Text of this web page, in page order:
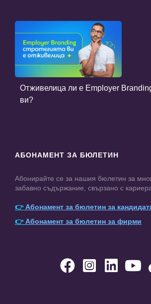
Отживелица ли е Employer
ви?
АБОНАМЕНТ ЗА БЮЛЕТИН
Абонирайте се за нашия бюлетин за
забавно съдържание, свързано с
👉Абонамент за бюлетин за
👉Абонамент за бюлетин за фирми
   